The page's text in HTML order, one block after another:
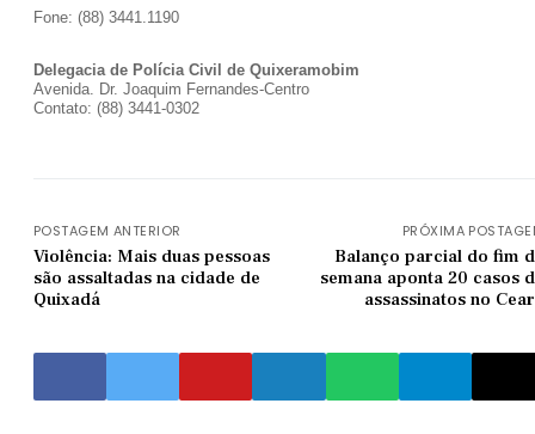
Fone: (88) 3441.1190
Delegacia de Polícia Civil de Quixeramobim
Avenida. Dr. Joaquim Fernandes-Centro
Contato: (88) 3441-0302
POSTAGEM ANTERIOR
Violência: Mais duas pessoas
são assaltadas na cidade de
Quixadá
PRÓXIMA
Balanço parcial do fim
semana aponta 20 casos
assassinatos no